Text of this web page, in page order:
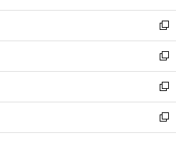
開
く
ウ
で
開
く
ン
ド
ウ
で
開
く
ウ
ィ
ン
ド
ウ
で
開
く
し
い
ウ
ィ
ン
ド
ウ
で
開
新
し
い
ウ
ィ
ン
ド
ウ
新
し
い
ウ
ィ
ン
新
し
い
ウ
新
し